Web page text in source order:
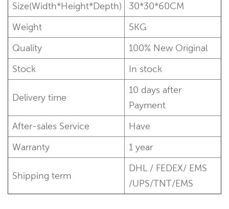
Size(Width*Height*Depth)
30*30*60CM
Weight
5KG
Quality
100% New Original
Stock
In stock
Delivery time
10 days after
Payment
After-sales Service
Have
Warranty
1 year
Shipping term
DHL / FEDEX/ EMS
/UPS/TNT/EMS